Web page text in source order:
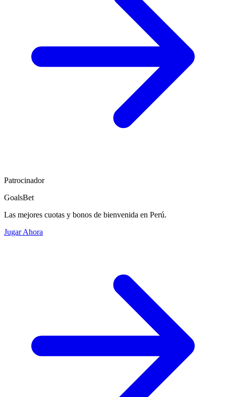
Patrocinador
GoalsBet
Las mejores cuotas y bonos de bienvenida en Perú.
Jugar Ahora